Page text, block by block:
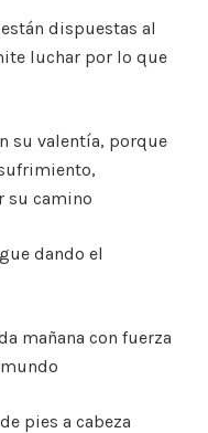
dispuestas al
luchar por lo que
su valentía, porque
su camino
dando el
mañana con fuerza
pies a cabeza